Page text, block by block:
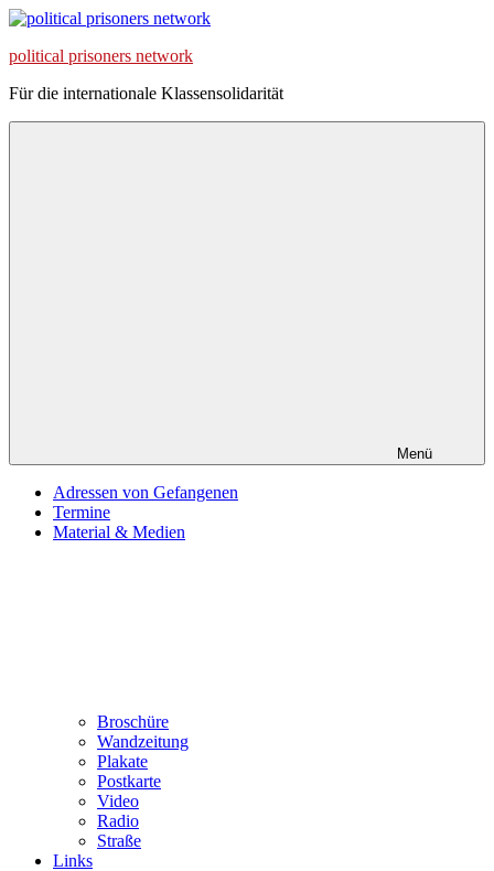
Zum
springen
political prisoners network
Für die internationale Klassensolidarität
Menü
Adressen von Gefangenen
Termine
Material & Medien
Broschüre
Wandzeitung
Plakate
Postkarte
Video
Radio
Straße
Links